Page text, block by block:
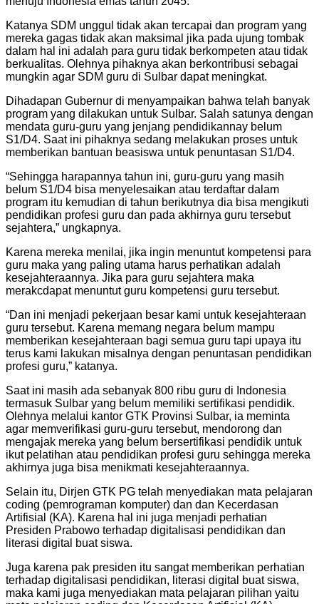
Katanya SDM unggul tidak akan tercapai dan program yang
mereka gagas tidak akan maksimal jika pada ujung tombak
dalam hal ini adalah para guru tidak berkompeten atau tidak
berkualitas. Olehnya pihaknya akan berkontribusi sebagai
mungkin agar SDM guru di Sulbar dapat meningkat.
Dihadapan Gubernur di menyampaikan bahwa telah banyak
program yang dilakukan untuk Sulbar. Salah satunya dengan
mendata guru-guru yang jenjang pendidikannay belum
S1/D4. Saat ini pihaknya sedang melakukan proses untuk
memberikan bantuan beasiswa untuk penuntasan S1/D4.
“Sehingga harapannya tahun ini, guru-guru yang masih
belum S1/D4 bisa menyelesaikan atau terdaftar dalam
program itu kemudian di tahun berikutnya dia bisa mengikuti
pendidikan profesi guru dan pada akhirnya guru tersebut
sejahtera,” ungkapnya.
Karena mereka menilai, jika ingin menuntut kompetensi para
guru maka yang paling utama harus perhatikan adalah
kesejahteraannya. Jika para guru sejahtera maka
merakcdapat menuntut guru kompetensi guru tersebut.
“Dan ini menjadi pekerjaan besar kami untuk kesejahteraan
guru tersebut. Karena memang negara belum mampu
memberikan kesejahteraan bagi semua guru tapi upaya itu
terus kami lakukan misalnya dengan penuntasan pendidikan
profesi guru,” katanya.
Saat ini masih ada sebanyak 800 ribu guru di Indonesia
termasuk Sulbar yang belum memiliki sertifikasi pendidik.
Olehnya melalui kantor GTK Provinsi Sulbar, ia meminta
agar memverifikasi guru-guru tersebut, mendorong dan
mengajak mereka yang belum bersertifikasi pendidik untuk
ikut pelatihan atau pendidikan profesi guru sehingga mereka
akhirnya juga bisa menikmati kesejahteraannya.
Selain itu, Dirjen GTK PG telah menyediakan mata pelajaran
coding (pemrograman komputer) dan dan Kecerdasan
Artifisial (KA). Karena hal ini juga menjadi perhatian
Presiden Prabowo terhadap digitalisasi pendidikan dan
literasi digital buat siswa.
Juga karena pak presiden itu sangat memberikan perhatian
terhadap digitalisasi pendidikan, literasi digital buat siswa,
maka kami juga menyediakan mata pelajaran pilihan yaitu